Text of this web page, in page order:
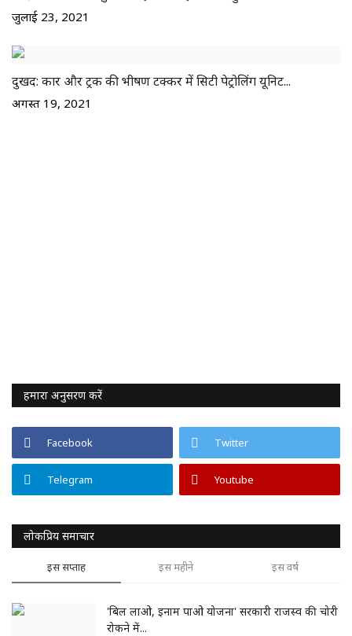
जुलाई 23, 2021
दुखद: कार और ट्रक की भीषण टक्कर में सिटी पेट्रोलिंग यूनिट...
अगस्त 19, 2021
हमारा अनुसरण करें
Facebook Twitter
Telegram Youtube
लोकप्रिय समाचार
इस सप्ताह इस महीने इस वर्ष
'बिल लाओ, इनाम पाओ योजना' सरकारी राजस्व की चोरी
रोकने में...